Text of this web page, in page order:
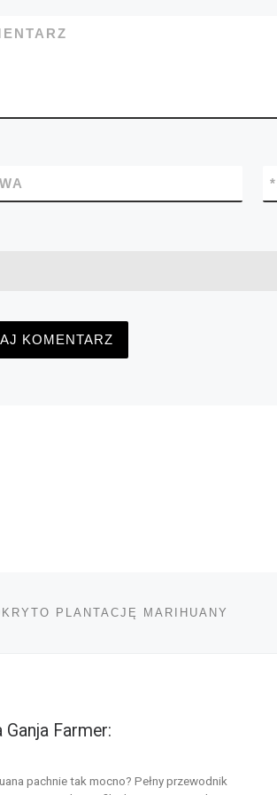
*
PLANTACJĘ MARIHUANY
Ganja Farmer:
pachnie tak mocno? Pełny przewodnik